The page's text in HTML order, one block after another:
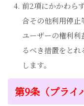
前2項にかかわら
合その他利用停止
ユーザーの権利
るべき措置をと
します。
第9条（プライ